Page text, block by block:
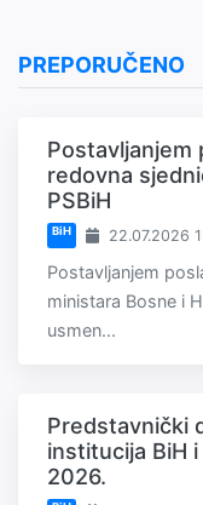
PREPORUČENO
Postavljanjem
redovna
PSBiH
BiH 22.07.2026
Postavljanjem
ministara Bosne i
usmen...
Predstavnički
institucija BiH
2026.